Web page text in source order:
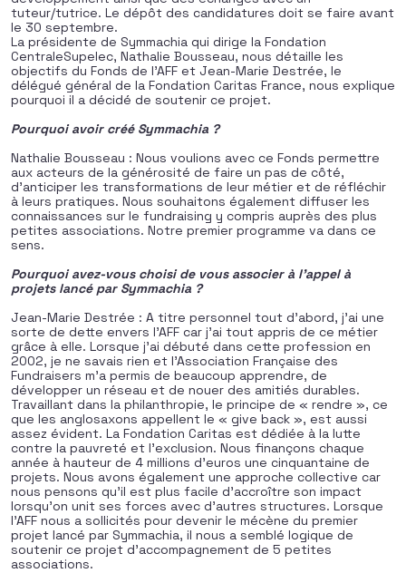
tuteur/tutrice. Le dépôt des candidatures doit se faire avant
le 30 septembre.
La présidente de Symmachia qui dirige la Fondation
CentraleSupelec, Nathalie Bousseau, nous détaille les
objectifs du Fonds de l’AFF et Jean-Marie Destrée, le
délégué général de la Fondation Caritas France, nous explique
pourquoi il a décidé de soutenir ce projet.
Pourquoi avoir créé Symmachia ?
Nathalie Bousseau : Nous voulions avec ce Fonds permettre
aux acteurs de la générosité de faire un pas de côté,
d’anticiper les transformations de leur métier et de réfléchir
à leurs pratiques. Nous souhaitons également diffuser les
connaissances sur le fundraising y compris auprès des plus
petites associations. Notre premier programme va dans ce
sens.
Pourquoi avez-vous choisi de vous associer à l’appel à
projets lancé par Symmachia ?
Jean-Marie Destrée : A titre personnel tout d’abord, j’ai une
sorte de dette envers l’AFF car j’ai tout appris de ce métier
grâce à elle. Lorsque j’ai débuté dans cette profession en
2002, je ne savais rien et l’Association Française des
Fundraisers m’a permis de beaucoup apprendre, de
développer un réseau et de nouer des amitiés durables.
Travaillant dans la philanthropie, le principe de « rendre », ce
que les anglosaxons appellent le « give back », est aussi
assez évident. La Fondation Caritas est dédiée à la lutte
contre la pauvreté et l’exclusion. Nous finançons chaque
année à hauteur de 4 millions d’euros une cinquantaine de
projets. Nous avons également une approche collective car
nous pensons qu’il est plus facile d’accroître son impact
lorsqu’on unit ses forces avec d’autres structures. Lorsque
l’AFF nous a sollicités pour devenir le mécène du premier
projet lancé par Symmachia, il nous a semblé logique de
soutenir ce projet d’accompagnement de 5 petites
associations.